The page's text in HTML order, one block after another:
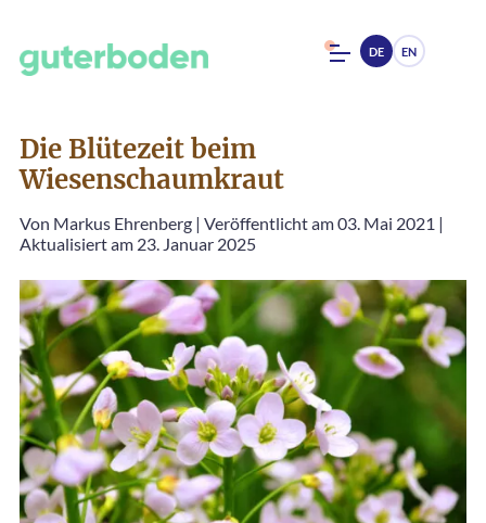
DE EN
Die Blütezeit beim
Wiesenschaumkraut
Von Markus Ehrenberg | Veröffentlicht am 03. Mai 2021 |
Aktualisiert am 23. Januar 2025